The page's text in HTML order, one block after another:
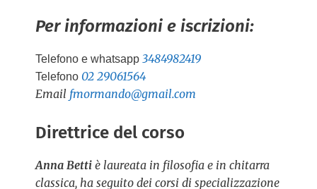
Per informazioni e iscrizioni:
Telefono e whatsapp 3484982419
Telefono 02 29061564
Email fmormando@gmail.com
Direttrice del corso
Anna Betti è laureata in filosofia e in chitarra
classica, ha seguito dei corsi di specializzazione